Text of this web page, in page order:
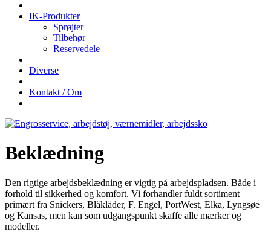
IK-Produkter
Sprøjter
Tilbehør
Reservedele
Diverse
Kontakt / Om
Beklædning
Den rigtige arbejdsbeklædning er vigtig på arbejdspladsen. Både i
forhold til sikkerhed og komfort. Vi forhandler fuldt sortiment
primært fra Snickers, Blåkläder, F. Engel, PortWest, Elka, Lyngsøe
og Kansas, men kan som udgangspunkt skaffe alle mærker og
modeller.